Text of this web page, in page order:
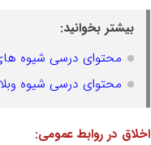
بیشتر بخوانید:
محتوای درسی شیوه های
محتوای درسی شیوه
اخلاق در روابط عمومی: